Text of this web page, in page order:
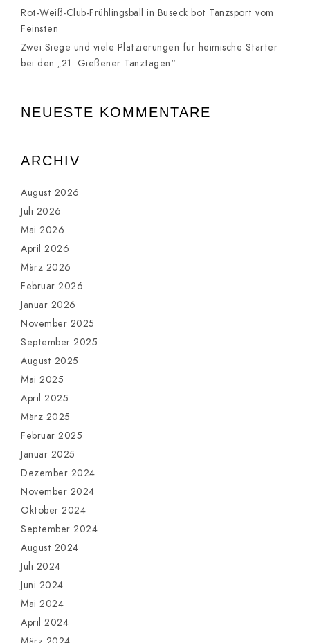
Rot-Weiß-Club-Frühlingsball in Buseck bot Tanzsport vom
Feinsten
Zwei Siege und viele Platzierungen für heimische Starter
bei den „21. Gießener Tanztagen“
NEUESTE KOMMENTARE
ARCHIV
August 2026
Juli 2026
Mai 2026
April 2026
März 2026
Februar 2026
Januar 2026
November 2025
September 2025
August 2025
Mai 2025
April 2025
März 2025
Februar 2025
Januar 2025
Dezember 2024
November 2024
Oktober 2024
September 2024
August 2024
Juli 2024
Juni 2024
Mai 2024
April 2024